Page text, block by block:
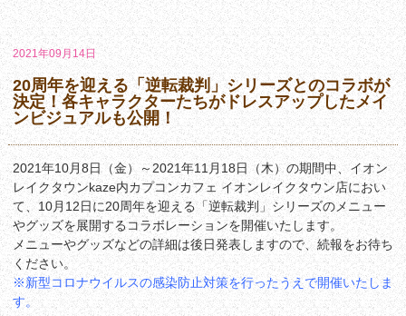
2021年09月14日
20周年を迎える「逆転裁判」シリーズとのコラボが
決定！各キャラクターたちがドレスアップしたメイ
ンビジュアルも公開！
2021年10月8日（金）～2021年11月18日（木）の期間中、イオン
レイクタウンkaze内カプコンカフェ イオンレイクタウン店におい
て、10月12日に20周年を迎える「逆転裁判」シリーズのメニュー
やグッズを展開するコラボレーションを開催いたします。
メニューやグッズなどの詳細は後日発表しますので、続報をお待ち
ください。
※新型コロナウイルスの感染防止対策を行ったうえで開催いたしま
す。